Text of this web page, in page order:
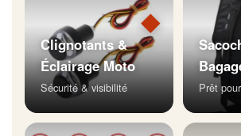
◆
Clignotants &
Éclairage Moto
Sécurité & visibilité Prêt